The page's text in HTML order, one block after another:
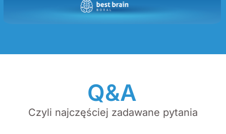
Q&A
Czyli najczęściej zadawane pytania